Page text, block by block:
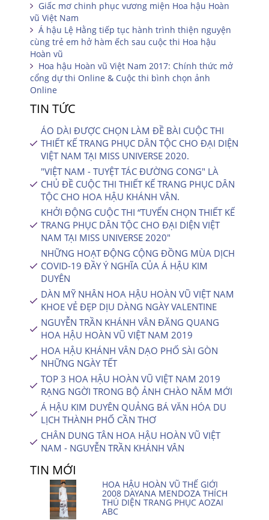
Giấc mơ chinh phục vương miện Hoa hậu Hoàn
vũ Việt Nam
Á hậu Lệ Hằng tiếp tục hành trình thiện nguyện
cùng trẻ em hở hàm ếch sau cuộc thi Hoa hậu
Hoàn vũ
Hoa hậu Hoàn vũ Việt Nam 2017: Chính thức mở
cổng dự thi Online & Cuộc thi bình chọn ảnh
Online
TIN TỨC
ÁO DÀI ĐƯỢC CHỌN LÀM ĐỀ BÀI CUỘC THI
THIẾT KẾ TRANG PHỤC DÂN TỘC CHO ĐẠI DIỆN
VIỆT NAM TẠI MISS UNIVERSE 2020.
"VIỆT NAM - TUYỆT TÁC ĐƯỜNG CONG" LÀ
CHỦ ĐỀ CUỘC THI THIẾT KẾ TRANG PHỤC DÂN
TỘC CHO HOA HẬU KHÁNH VÂN.
KHỞI ĐỘNG CUỘC THI “TUYỂN CHỌN THIẾT KẾ
TRANG PHỤC DÂN TỘC CHO ĐẠI DIỆN VIỆT
NAM TẠI MISS UNIVERSE 2020″
NHỮNG HOẠT ĐỘNG CỘNG ĐỒNG MÙA DỊCH
COVID-19 ĐẦY Ý NGHĨA CỦA Á HẬU KIM
DUYÊN
DÀN MỸ NHÂN HOA HẬU HOÀN VŨ VIỆT NAM
KHOE VẺ ĐẸP DỊU DÀNG NGÀY VALENTINE
NGUYỄN TRẦN KHÁNH VÂN ĐĂNG QUANG
HOA HẬU HOÀN VŨ VIỆT NAM 2019
HOA HẬU KHÁNH VÂN DẠO PHỐ SÀI GÒN
NHỮNG NGÀY TẾT
TOP 3 HOA HẬU HOÀN VŨ VIỆT NAM 2019
RẠNG NGỜI TRONG BỘ ẢNH CHÀO NĂM MỚI
Á HẬU KIM DUYÊN QUẢNG BÁ VĂN HÓA DU
LỊCH THÀNH PHỐ CẦN THƠ
CHÂN DUNG TÂN HOA HẬU HOÀN VŨ VIỆT
NAM - NGUYỄN TRẦN KHÁNH VÂN
TIN MỚI
HOA HẬU HOÀN VŨ THẾ GIỚI
2008 DAYANA MENDOZA THÍCH
THÚ DIỆN TRANG PHỤC AOZAI
ABC